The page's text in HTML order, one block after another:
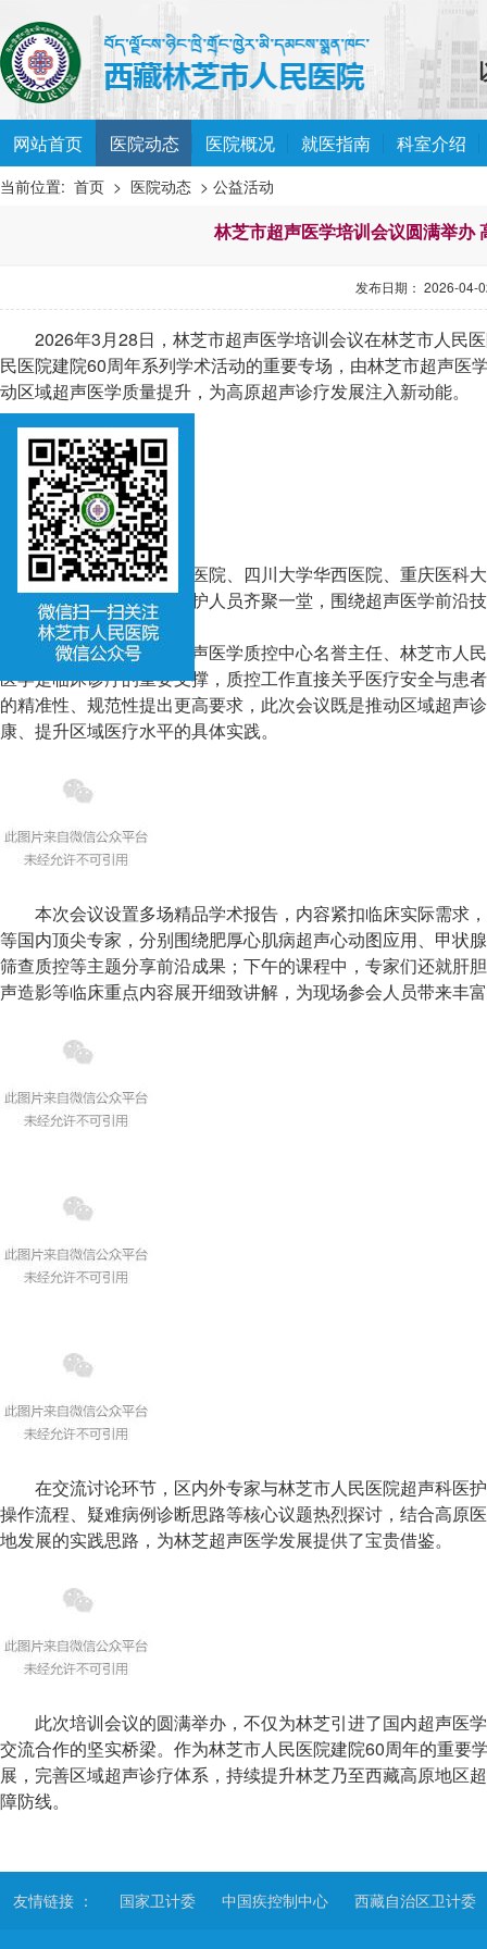
网站首页 医院动态 医院概况 就医指南 科室介绍
当前位置: 首页 > 医院动态 > 公益活动
林芝市超声医学培训会议圆满举办
发布日期： 2026-04-
2026年3月28日，林芝市超声医学培训会议在林芝市人民
民医院建院60周年系列学术活动的重要专场，由林芝市超声医
动区域超声医学质量提升，为高原超声诊疗发展注入新动能。
会议汇聚广东省人民医院、四川大学华西医院、重庆医科
领域权威专家，与当地医护人员齐聚一堂，围绕超声医学前
域学术交流平台。
开幕式上，林芝市超声医学质控中心名誉主任、林芝市
医学是临床诊疗的重要支撑，质控工作直接关乎医疗安全与患
的精准性、规范性提出更高要求，此次会议既是推动区域超声
康、提升区域医疗水平的具体实践。
本次会议设置多场精品学术报告，内容紧扣临床实际需求
等国内顶尖专家，分别围绕肥厚心肌病超声心动图应用、甲状
筛查质控等主题分享前沿成果；下午的课程中，专家们还就肝
声造影等临床重点内容展开细致讲解，为现场参会人员带来丰
在交流讨论环节，区内外专家与林芝市人民医院超声科医
操作流程、疑难病例诊断思路等核心议题热烈探讨，结合高原
地发展的实践思路，为林芝超声医学发展提供了宝贵借鉴。
此次培训会议的圆满举办，不仅为林芝引进了国内超声医
交流合作的坚实桥梁。作为林芝市人民医院建院60周年的重要
展，完善区域超声诊疗体系，持续提升林芝乃至西藏高原地区
障防线。
友情链接 ： 国家卫计委 中国疾控制中心 西藏自治区卫计委